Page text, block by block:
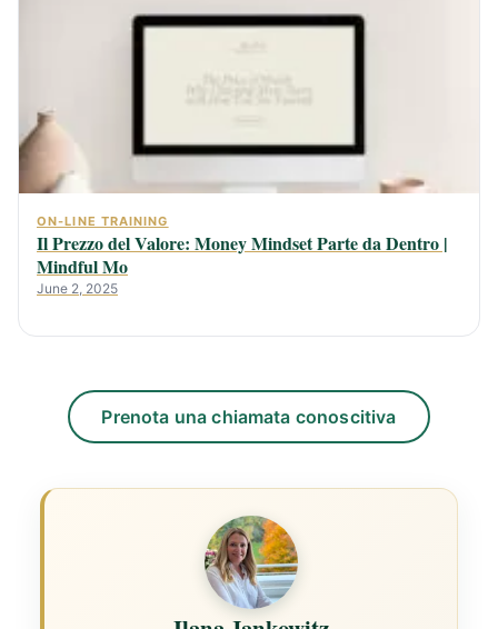
ON-LINE TRAINING
Il Prezzo del Valore: Money Mindset Parte da Dentro |
Mindful Mo
June 2, 2025
Prenota una chiamata conoscitiva